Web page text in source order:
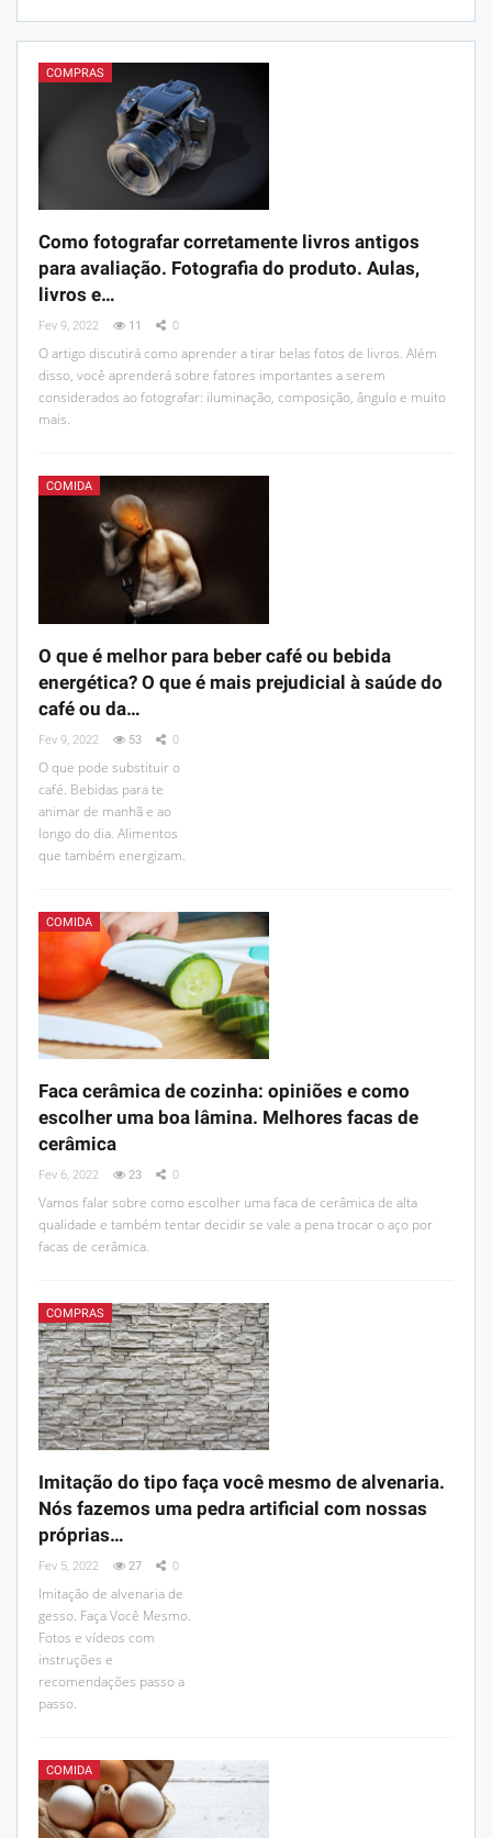
COMPRAS
Como fotografar corretamente livros antigos
para avaliação. Fotografia do produto. Aulas,
livros e…
Fev 9, 2022 11 0
O artigo discutirá como aprender a tirar belas fotos de livros. Além
disso, você aprenderá sobre fatores importantes a serem
considerados ao fotografar: iluminação, composição, ângulo e muito
mais.
COMIDA
O que é melhor para beber café ou bebida
energética? O que é mais prejudicial à saúde do
café ou da…
Fev 9, 2022 53 0
O que pode substituir o
café. Bebidas para te
animar de manhã e ao
longo do dia. Alimentos
que também energizam.
COMIDA
Faca cerâmica de cozinha: opiniões e como
escolher uma boa lâmina. Melhores facas de
cerâmica
Fev 6, 2022 23 0
Vamos falar sobre como escolher uma faca de cerâmica de alta
qualidade e também tentar decidir se vale a pena trocar o aço por
facas de cerâmica.
COMPRAS
Imitação do tipo faça você mesmo de alvenaria.
Nós fazemos uma pedra artificial com nossas
próprias…
Fev 5, 2022 27 0
Imitação de alvenaria de
gesso. Faça Você Mesmo.
Fotos e vídeos com
instruções e
recomendações passo a
passo.
COMIDA